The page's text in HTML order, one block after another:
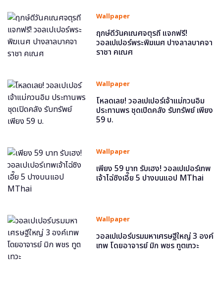
Wallpaper
ฤกษ์ดีวันคเณศจตุรถี แจกฟรี!
วอลเปเปอร์พระพิฆเนศ ปางลาลบาคจา
ราชา คเณศ
Wallpaper
โหลดเลย! วอลเปเปอร์เจ้าแม่กวนอิม
ประทานพร ชุดเปิดคลัง รับทรัพย์ เพียง
59 บ.
Wallpaper
เพียง 59 บาท รับเฮง! วอลเปเปอร์เทพ
เจ้าไฉ่ซิงเอี๊ย 5 ปางบนแอป MThai
Wallpaper
วอลเปเปอร์บรมมหาเศรษฐีใหญ่ 3 องค์
เทพ โดยอาจารย์ มิก พชร ทูตเทวะ